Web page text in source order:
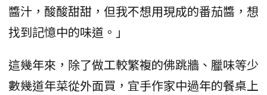
醬汁，酸酸甜甜，但我不想用現成的番茄醬，想
找到記憶中的味道。」
這幾年來，除了做工較繁複的佛跳牆、臘味等少
數幾道年菜從外面買，宜手作家中過年的餐桌上